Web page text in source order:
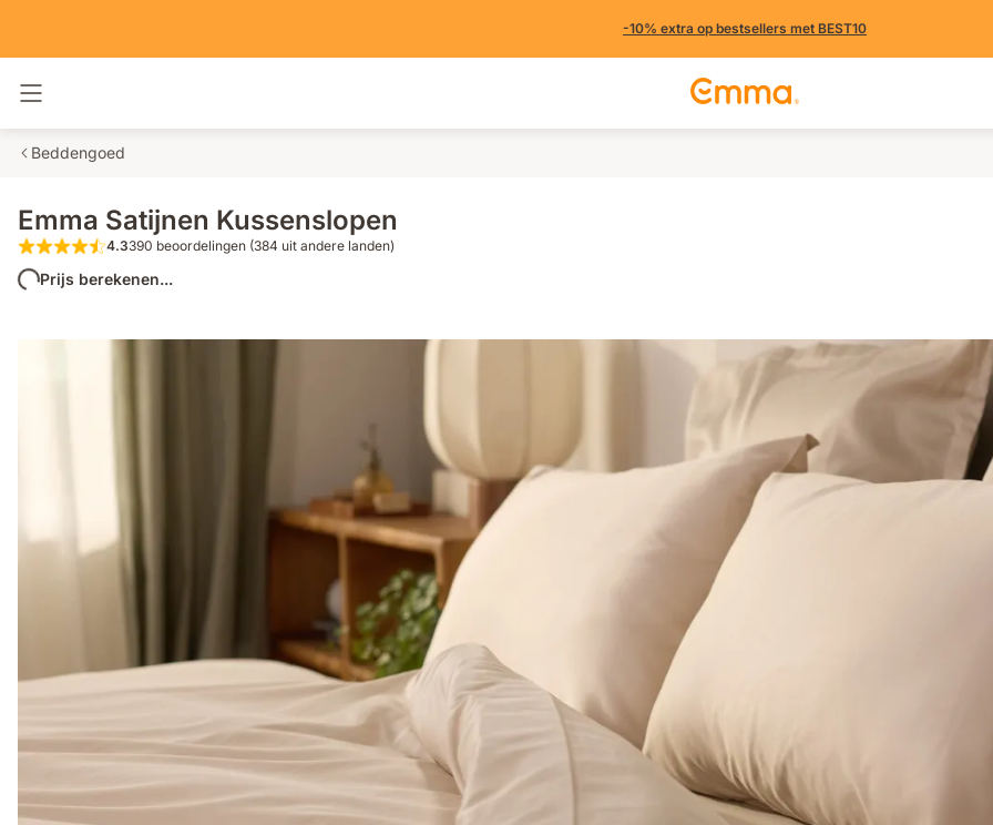
-10% extra op bestsellers met BEST10
Beddengoed
Emma Satijnen Kussenslopen
4.3 van de 5 sterren 390 beoordelingen (384 uit andere landen)
4.3390 beoordelingen (384 uit andere landen)
Prijs berekenen...